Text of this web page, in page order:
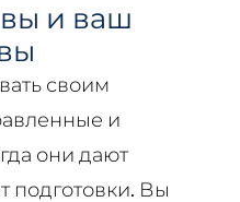
вы и ваш
своим
и
они дают
подготовки. Вы